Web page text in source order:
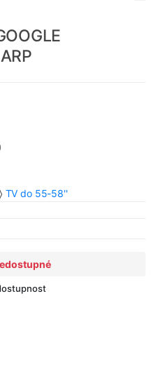
TV do 55-58''